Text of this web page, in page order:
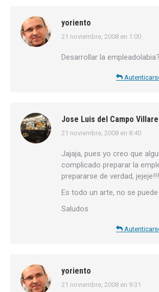
yoriento
dice:
21 noviembre, 2008 en 1:00
Desarrollar la
Jose Luis del Campo
dice:
21 noviembre, 2008 en 8:40
Jajaja, pues yo creo que
complicado preparar la
prepararse de verdad, jejeje!!!
Es todo un arte, no se puede
Saludos
yoriento
dice:
21 noviembre, 2008 en 9:31